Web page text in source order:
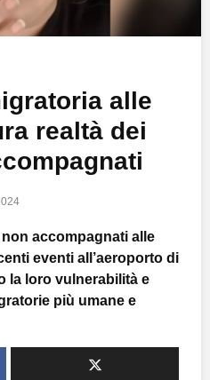
alle
realtà dei
accompagnati alle
eventi all’aeroporto di
la loro vulnerabilità e
più umane e